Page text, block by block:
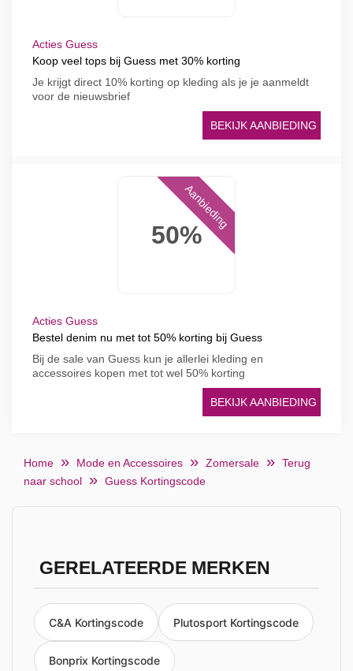
Acties Guess
Koop veel tops bij Guess met 30% korting
Je krijgt direct 10% korting op kleding als je je aanmeldt
voor de nieuwsbrief
BEKIJK AANBIEDING
50%
Aanbieding
Acties Guess
Bestel denim nu met tot 50% korting bij Guess
Bij de sale van Guess kun je allerlei kleding en
accessoires kopen met tot wel 50% korting
BEKIJK AANBIEDING
Home Mode en Accessoires Zomersale
Terug
naar school
Guess Kortingscode
GERELATEERDE MERKEN
C&A Kortingscode Plutosport Kortingscode
Bonprix Kortingscode